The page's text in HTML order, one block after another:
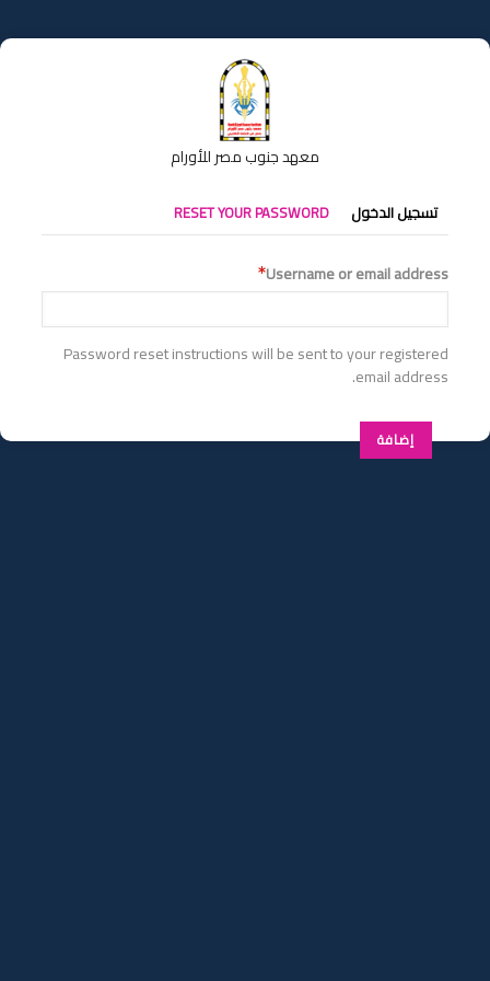
إلى
المحتوى
معهد جنوب مصر للأورام
التبويبات
الأساسية
تسجيل الدخول RESET YOUR PASSWORD
Username or email address
Password reset instructions will be sent to your registered
email address.